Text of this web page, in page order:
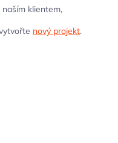
klientem,
nový projekt.